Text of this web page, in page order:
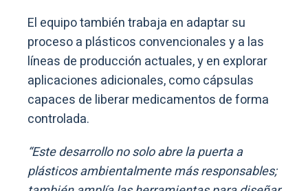
El equipo también trabaja en adaptar su
proceso a plásticos convencionales y a las
líneas de producción actuales, y en explorar
aplicaciones adicionales, como cápsulas
capaces de liberar medicamentos de forma
controlada.
“Este desarrollo no solo abre la puerta a
plásticos ambientalmente más responsables;